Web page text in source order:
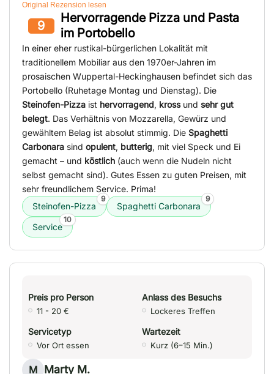
Original Rezension lesen
9
Hervorragende Pizza und Pasta
im Portobello
In einer eher rustikal-bürgerlichen Lokalität mit
traditionellem Mobiliar aus den 1970er-Jahren im
prosaischen Wuppertal-Heckinghausen befindet sich das
Portobello (Ruhetage Montag und Dienstag). Die
Steinofen-Pizza ist hervorragend, krossund sehr gut
belegt. Das Verhältnis von Mozzarella, Gewürz und
gewähltem Belag ist absolut stimmig. Die Spaghetti
Carbonara sind opulent, butterig, mit viel Speck und Ei
gemacht – und köstlich (auch wenn die Nudeln nicht
selbst gemacht sind). Gutes Essen zu guten Preisen, mit
sehr freundlichem Service. Prima!
Steinofen-Pizza
9
Spaghetti Carbonara
9
Service
10
Preis pro Person
11 - 20 €
Anlass des Besuchs
Lockeres Treffen
Servicetyp
Vor Ort essen
Wartezeit
Kurz (6–15 Min.)
M Marty M.